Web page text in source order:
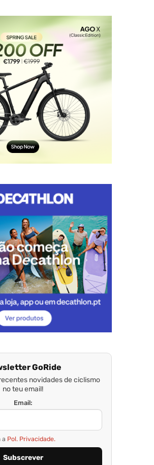
GoRide
novidades de ciclismo
no teu email!
Email:
a Pol. Privacidade.